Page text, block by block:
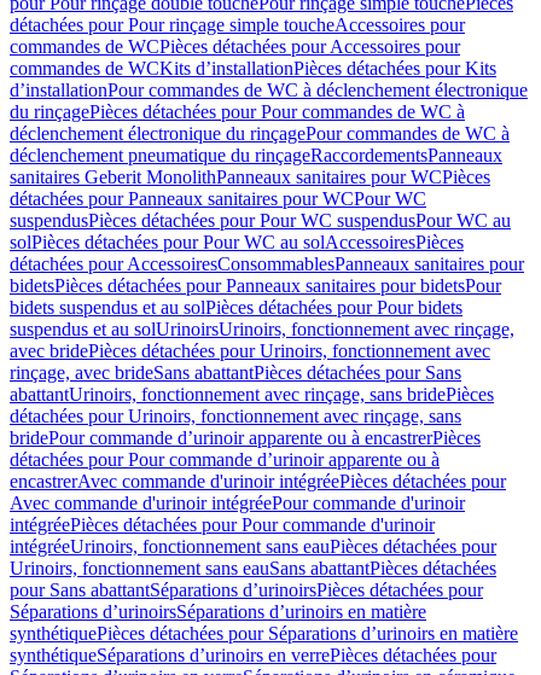
détachées pour Pour rinçage simple toucheAccessoires pour
commandes de WCPièces détachées pour Accessoires pour
commandes de WCKits d’installationPièces détachées pour Kits
d’installationPour commandes de WC à déclenchement électronique
du rinçagePièces détachées pour Pour commandes de WC à
déclenchement électronique du rinçagePour commandes de WC à
déclenchement pneumatique du rinçageRaccordementsPanneaux
sanitaires Geberit MonolithPanneaux sanitaires pour WCPièces
détachées pour Panneaux sanitaires pour WCPour WC
suspendusPièces détachées pour Pour WC suspendusPour WC au
solPièces détachées pour Pour WC au solAccessoiresPièces
détachées pour AccessoiresConsommablesPanneaux sanitaires pour
bidetsPièces détachées pour Panneaux sanitaires pour bidetsPour
bidets suspendus et au solPièces détachées pour Pour bidets
suspendus et au solUrinoirsUrinoirs, fonctionnement avec rinçage,
avec bridePièces détachées pour Urinoirs, fonctionnement avec
rinçage, avec brideSans abattantPièces détachées pour Sans
abattantUrinoirs, fonctionnement avec rinçage, sans bridePièces
détachées pour Urinoirs, fonctionnement avec rinçage, sans
bridePour commande d’urinoir apparente ou à encastrerPièces
détachées pour Pour commande d’urinoir apparente ou à
encastrerAvec commande d'urinoir intégréePièces détachées pour
Avec commande d'urinoir intégréePour commande d'urinoir
intégréePièces détachées pour Pour commande d'urinoir
intégréeUrinoirs, fonctionnement sans eauPièces détachées pour
Urinoirs, fonctionnement sans eauSans abattantPièces détachées
pour Sans abattantSéparations d’urinoirsPièces détachées pour
Séparations d’urinoirsSéparations d’urinoirs en matière
synthétiquePièces détachées pour Séparations d’urinoirs en matière
synthétiqueSéparations d’urinoirs en verrePièces détachées pour